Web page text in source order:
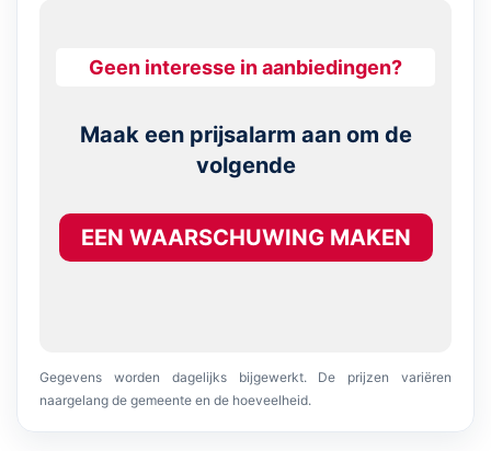
Geen interesse in aanbiedingen?
Maak een prijsalarm aan om de
volgende
EEN WAARSCHUWING MAKEN
Gegevens worden dagelijks bijgewerkt. De prijzen variëren
naargelang de gemeente en de hoeveelheid.